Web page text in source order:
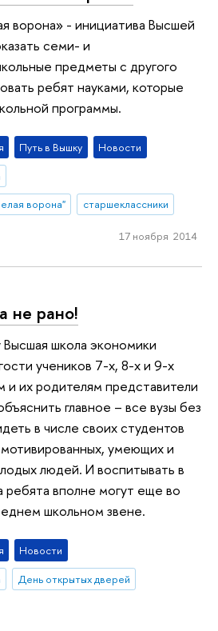
ворона» - инициатива Высшей
семи- и
предметы с другого
ребят науками, которые
программы.
Путь в Вышку
Новости
ворона"
старшеклассники
17 ноября 2014
не рано!
школа экономики
учеников 7-х, 8-х и 9-х
и их родителям представители
главное – все вузы без
в числе своих студентов
умеющих и
людей. И воспитывать в
ребята вполне могут еще во
школьном звене.
Новости
День открытых дверей